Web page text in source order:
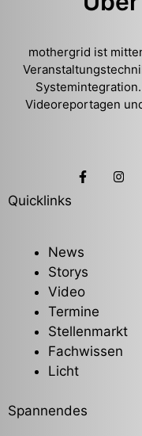
mothergrid ist
Videoreportagen
Quicklinks
News
Storys
Video
Termine
Stellenmarkt
Fachwissen
Licht
Spannendes